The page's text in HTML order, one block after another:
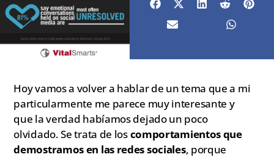
Hoy vamos a volver a hablar de un tema que a mi
particularmente me parece muy interesante y
que la verdad habíamos dejado un poco
olvidado. Se trata de loscomportamientos que
demostramos en las redes sociales, porque